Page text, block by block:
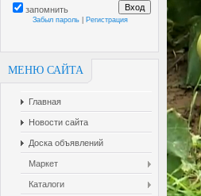
запомнить
Забыл пароль Регистрация
МЕНЮ САЙТА
Главная
Новости сайта
Доска объявлений
Маркет
Каталоги